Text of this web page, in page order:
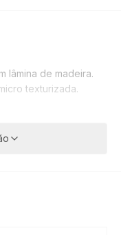
lâmina de madeira.
texturizada.